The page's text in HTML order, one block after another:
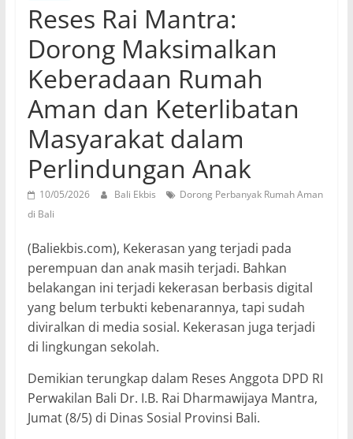
Reses Rai Mantra:
Dorong Maksimalkan
Keberadaan Rumah
Aman dan Keterlibatan
Masyarakat dalam
Perlindungan Anak
10/05/2026 Bali Ekbis
Dorong Perbanyak Rumah Aman
di Bali
(Baliekbis.com), Kekerasan yang terjadi pada
perempuan dan anak masih terjadi. Bahkan
belakangan ini terjadi kekerasan berbasis digital
yang belum terbukti kebenarannya, tapi sudah
diviralkan di media sosial. Kekerasan juga terjadi
di lingkungan sekolah.
Demikian terungkap dalam Reses Anggota DPD RI
Perwakilan Bali Dr. I.B. Rai Dharmawijaya Mantra,
Jumat (8/5) di Dinas Sosial Provinsi Bali.